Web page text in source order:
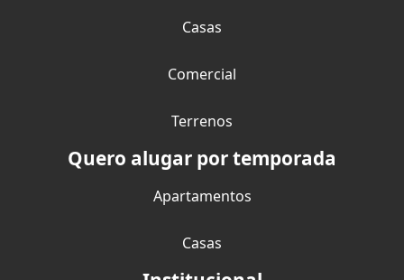
Casas
Comercial
Terrenos
Quero alugar por temporada
Apartamentos
Casas